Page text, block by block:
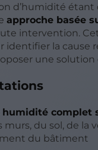
d’humidité étant
approche basée
intervention.
identifier la cause
une solution
humidité complet
murs, du sol, de la
du bâtiment